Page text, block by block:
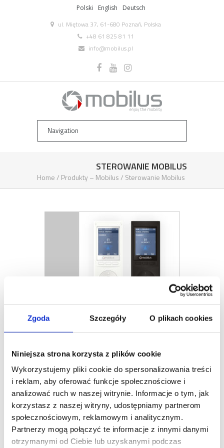
Zgoda Szczegóły O plikach cookies
Niniejsza strona korzysta z plików cookie
Wykorzystujemy pliki cookie do spersonalizowania treści
i reklam, aby oferować funkcje społecznościowe i
analizować ruch w naszej witrynie. Informacje o tym, jak
korzystasz z naszej witryny, udostępniamy partnerom
społecznościowym, reklamowym i analitycznym.
Partnerzy mogą połączyć te informacje z innymi danymi
otrzymanymi od Ciebie lub uzyskanymi podczas
Polski English Deutsch
ul. Miętowa 37, 61-680 Poznań, Polska
+48 61 825 81 11
info@mobilus.pl
STEROWANIE MOBILUS
Home/ Produkty – Mobilus/ Sterowanie Mobilus